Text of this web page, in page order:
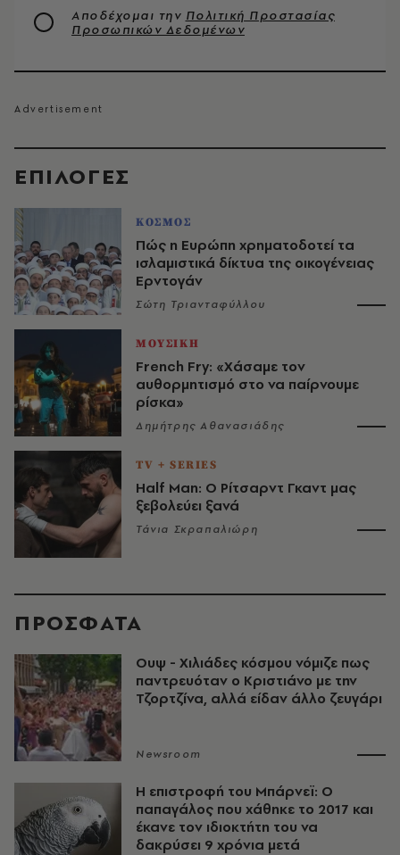
EΠΙΛΟΓΈΣ
ΚΟΣΜΟΣ
Πώς η Ευρώπη χρηματοδοτεί τα
ισλαμιστικά δίκτυα της οικογένειας
Ερντογάν
Σώτη Τριανταφύλλου
ΜΟΥΣΙΚΗ
French Fry: «Χάσαμε τον
αυθορμητισμό στο να παίρνουμε
ρίσκα»
Δημήτρης Αθανασιάδης
TV + SERIES
Half Man: Ο Ρίτσαρντ Γκαντ μας
ξεβολεύει ξανά
Τάνια Σκραπαλιώρη
Αποδέχομαι την Πολιτική Προστασίας
Προσωπικών Δεδομένων
ΠΡΟΣΦΑΤΑ
Ουψ - Χιλιάδες κόσμου νόμιζε πως
παντρευόταν ο Κριστιάνο με την
Τζορτζίνα, αλλά είδαν άλλο ζευγάρι
Newsroom
Η επιστροφή του Μπάρνεϊ: Ο
παπαγάλος που χάθηκε το 2017 και
έκανε τον ιδιοκτήτη του να
δακρύσει 9 χρόνια μετά